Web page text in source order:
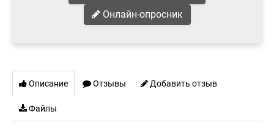
Онлайн-опросник
Описание Отзывы Добавить отзыв
Файлы